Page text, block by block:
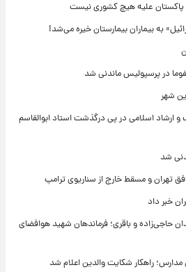
پاکستان علیه هیچ کشوری نیست
به بیماران بیمارستان خیره می‌شد!
در پرسپولیس ماندنی شد
شهر
ارشاد اسلامی در پی درگذشت استاد ابوالقاسم
شد
تهران و مسقط خارج از سناریوی ترامپ
خبر داد
حاجی‌زاده و باقری؛ فرماندهان شهید هوافضای
راهکار شکایت والدین اعلام شد